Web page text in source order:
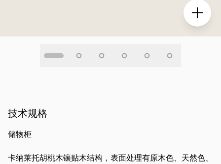
技术规格
储物柜
卡纳莱托胡桃木镶贴木结构 ，表面处理有原木色、天然色、